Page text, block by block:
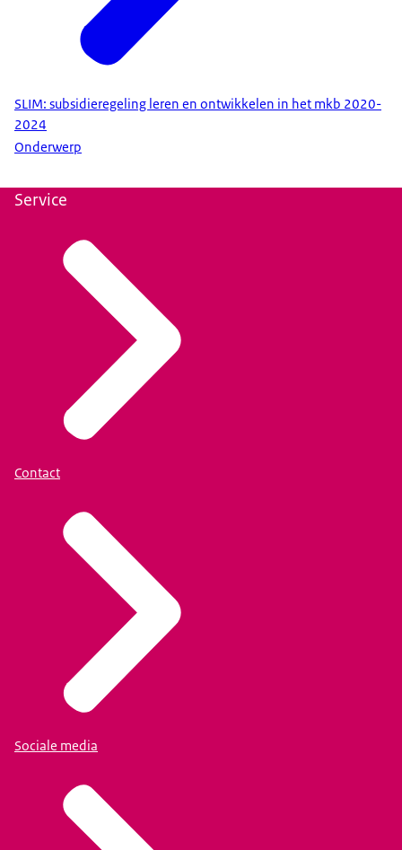
SLIM: subsidieregeling leren en ontwikkelen in het mkb 2020-
2024
Onderwerp
Service
Contact
Sociale media